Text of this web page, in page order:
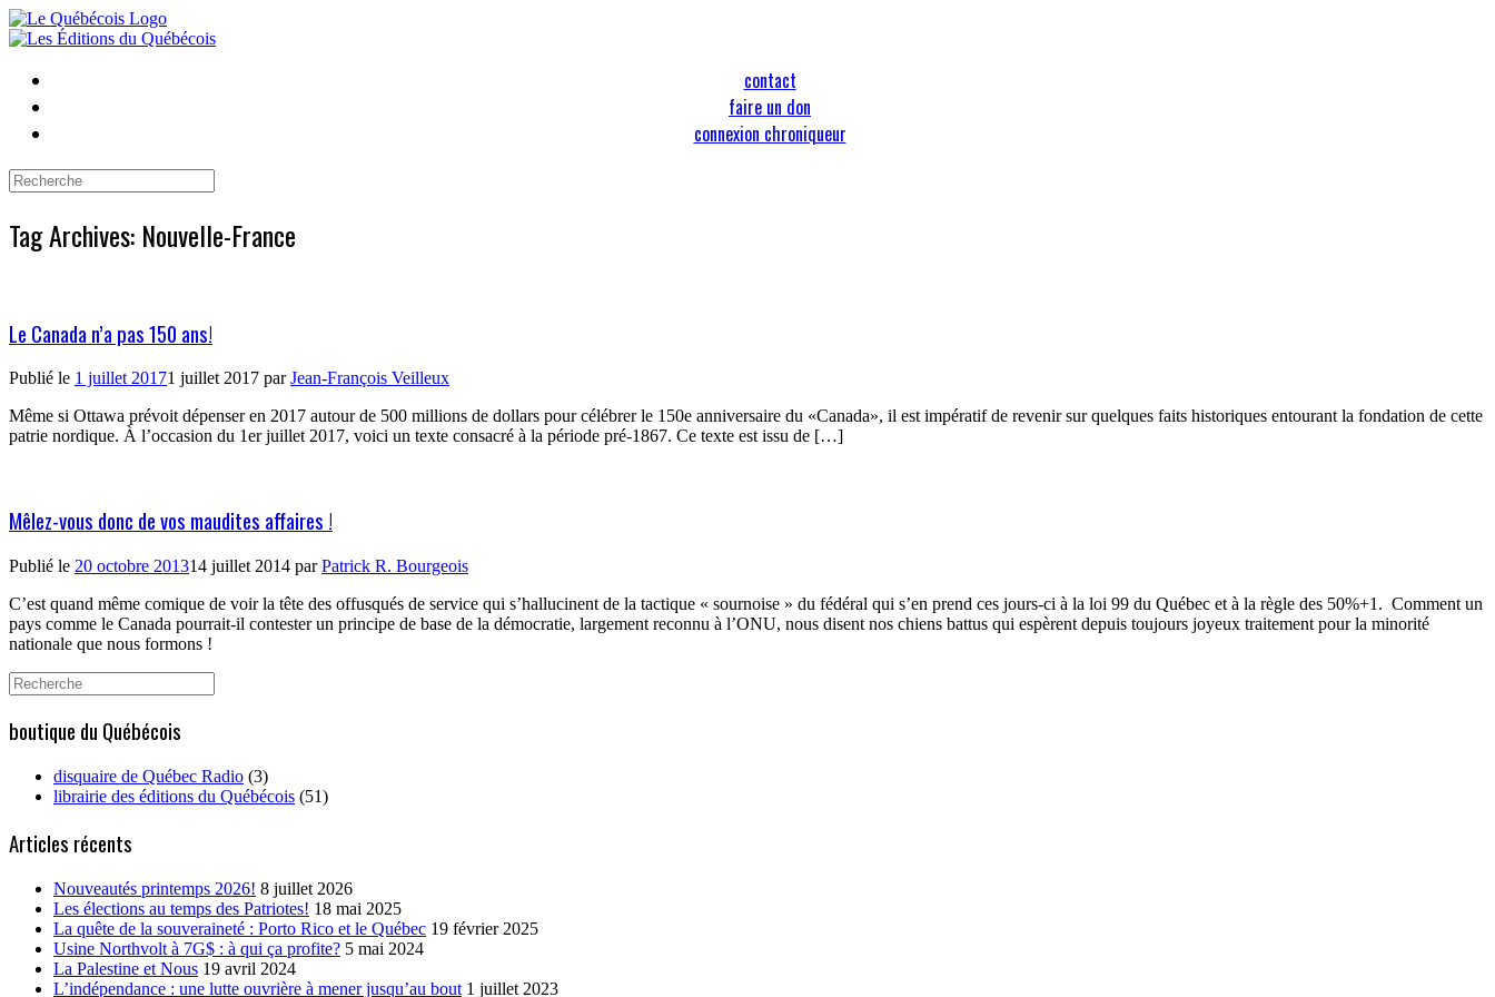
Skip
to
contact
faire un don
connexion chroniqueur
Search
Tag Archives: Nouvelle-France
Le Canada n’a pas 150 ans!
Publié le 1 juillet 20171 juillet 2017 parJean-François Veilleux
Même si Ottawa prévoit dépenser en 2017 autour de 500 millions de dollars pour célébrer le 150e anniversaire du «Canada», il est impératif de revenir sur quelques faits historiques entourant la fondation de cette
patrie nordique. À l’occasion du 1er juillet 2017, voici un texte consacré à la période pré-1867. Ce texte est issu de […]
Mêlez-vous donc de vos maudites affaires !
Publié le 20 octobre 201314 juillet 2014 parPatrick R. Bourgeois
C’est quand même comique de voir la tête des offusqués de service qui s’hallucinent de la tactique « sournoise » du fédéral qui s’en prend ces jours-ci à la loi 99 du Québec et à la règle des 50%+1. Comment un
pays comme le Canada pourrait-il contester un principe de base de la démocratie, largement reconnu à l’ONU, nous disent nos chiens battus qui espèrent depuis toujours joyeux traitement pour la minorité
nationale que nous formons !
Search
for:
boutique du Québécois
disquaire de Québec Radio (3)
librairie des éditions du Québécois (51)
Articles récents
Nouveautés printemps 2026! 8 juillet 2026
Les élections au temps des Patriotes! 18 mai 2025
La quête de la souveraineté : Porto Rico et le Québec 19 février 2025
Usine Northvolt à 7G$ : à qui ça profite? 5 mai 2024
La Palestine et Nous 19 avril 2024
L’indépendance : une lutte ouvrière à mener jusqu’au bout 1 juillet 2023